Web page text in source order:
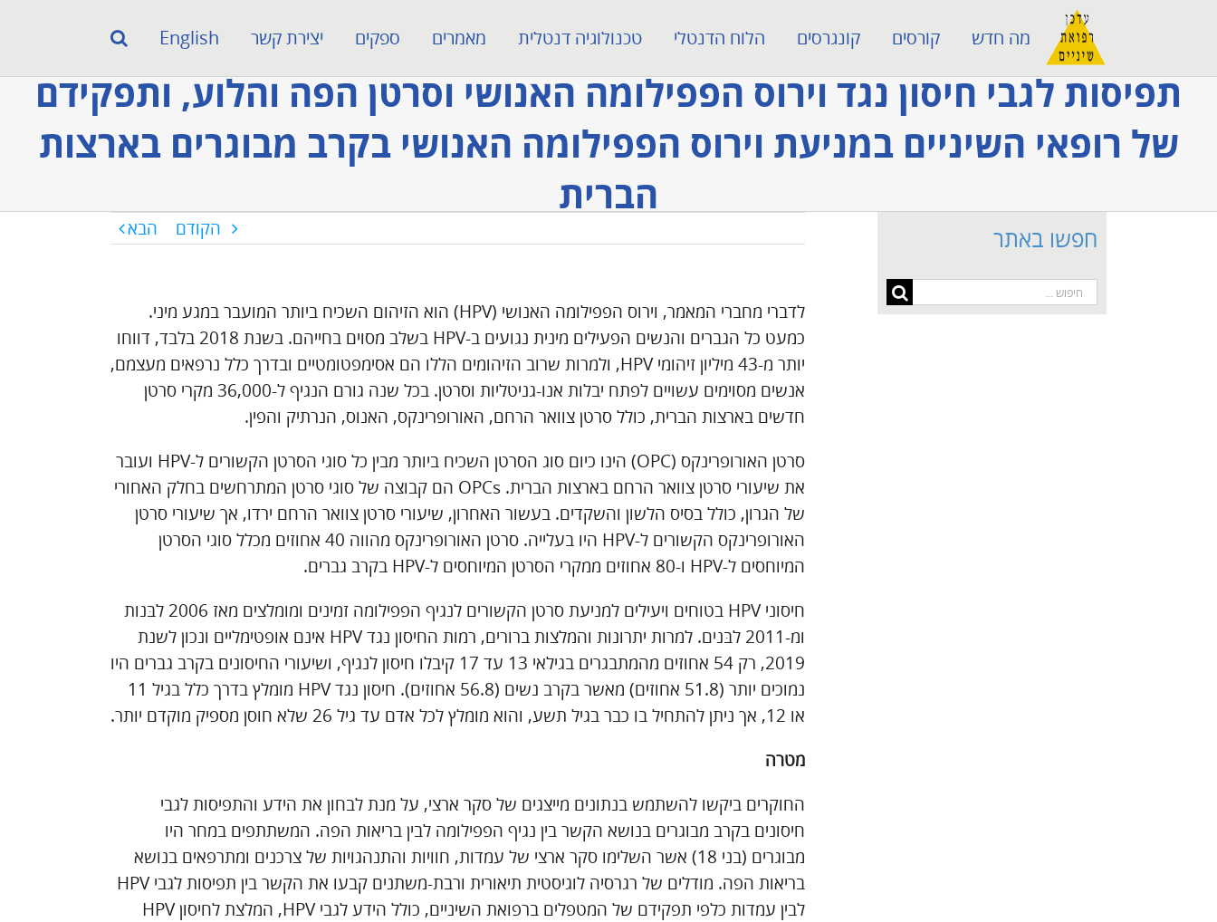
מה חדש קורסים קונגרסים הלוח הדנטלי טכנולוגיה דנטלית מאמרים ספקים יצירת קשר English
תפיסות לגבי חיסון נגד וירוס הפפילומה האנושי וסרטן הפה והלוע, ותפקידם
של רופאי השיניים במניעת וירוס הפפילומה האנושי בקרב מבוגרים בארצות
הברית
הקודם הבא
לדברי מחברי המאמר, וירוס הפפילומה האנושי (HPV) הוא הזיהום השכיח ביותר המועבר במגע מיני.
כמעט כל הגברים והנשים הפעילים מינית נגועים ב-HPV בשלב מסוים בחייהם. בשנת 2018 בלבד, דווחו
יותר מ-43 מיליון זיהומי HPV, ולמרות שרוב הזיהומים הללו הם אסימפטומטיים ובדרך כלל נרפאים מעצמם,
אנשים מסוימים עשויים לפתח יבלות אנו-גניטליות וסרטן. בכל שנה גורם הנגיף ל-36,000 מקרי סרטן
חדשים בארצות הברית, כולל סרטן צוואר הרחם, האורופרינקס, האנוס, הנרתיק והפין.
סרטן האורופרינקס (OPC) הינו כיום סוג הסרטן השכיח ביותר מבין כל סוגי הסרטן הקשורים ל-HPV ועובר
את שיעורי סרטן צוואר הרחם בארצות הברית. OPCs הם קבוצה של סוגי סרטן המתרחשים בחלק האחורי
של הגרון, כולל בסיס הלשון והשקדים. בעשור האחרון, שיעורי סרטן צוואר הרחם ירדו, אך שיעורי סרטן
האורופרינקס הקשורים ל-HPV היו בעלייה. סרטן האורופרינקס מהווה 40 אחוזים מכלל סוגי הסרטן
המיוחסים ל-HPV ו-80 אחוזים ממקרי הסרטן המיוחסים ל-HPV בקרב גברים.
חיסוני HPV בטוחים ויעילים למניעת סרטן הקשורים לנגיף הפפילומה זמינים ומומלצים מאז 2006 לבּנות
ומ-2011 לבּנים. למרות יתרונות והמלצות ברורים, רמות החיסון נגד HPV אינם אופטימליים ונכון לשנת
2019, רק 54 אחוזים מהמתבגרים בגילאי 13 עד 17 קיבלו חיסון לנגיף, ושיעורי החיסונים בקרב גברים היו
נמוכים יותר (51.8 אחוזים) מאשר בקרב נשים (56.8 אחוזים). חיסון נגד HPV מומלץ בדרך כלל בגיל 11
או 12, אך ניתן להתחיל בו כבר בגיל תשע, והוא מומלץ לכל אדם עד גיל 26 שלא חוסן מספיק מוקדם יותר.
מטרה
החוקרים ביקשו להשתמש בנתונים מייצגים של סקר ארצי, על מנת לבחון את הידע והתפיסות לגבי
חיסונים בקרב מבוגרים בנושא הקשר בין נגיף הפפילומה לבין בריאות הפה. המשתתפים במחר היו
מבוגרים (בני 18) אשר השלימו סקר ארצי של עמדות, חוויות והתנהגויות של צרכנים ומתרפאים בנושא
בריאות הפה. מודלים של רגרסיה לוגיסטית תיאורית ורבת-משתנים קבעו את הקשר בין תפיסות לגבי HPV
לבין עמדות כלפי תפקידם של המטפלים ברפואת השיניים, כולל הידע לגבי HPV, המלצת לחיסון HPV
חפשו באתר
חיפוש...